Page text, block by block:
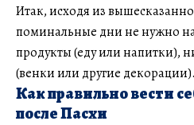
Итак, исходя из
поминальные дни не нужно
продукты (еду или напитки),
(венки или другие декорации).
Как правильно вести
после Пасхи